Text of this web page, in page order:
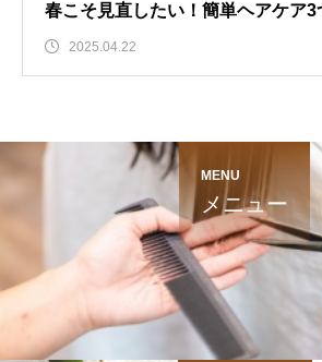
春こそ見直したい！簡単ヘアケア3
2025.04.22
MENU
メニュー